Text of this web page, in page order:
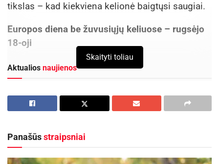
tikslas – kad kiekviena kelionė baigtųsi saugiai.
Europos diena be žuvusiųjų keliuose – rugsėjo
18-oji
Aktualios naujienos
„Maisto banko“ civilinės saugos pratybos
Panevėžio pareigūnai surado Kupiškio rajono
sodyboje kanapių plantaciją
Skaityti toliau
Panašūsstraipsniai